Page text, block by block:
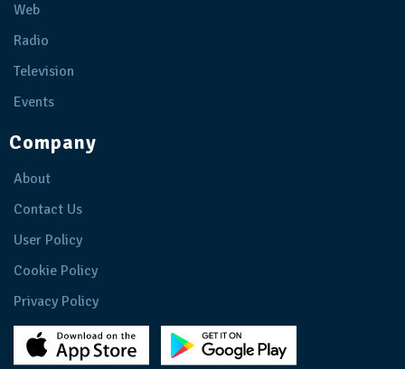
Web
Radio
Television
Events
Company
About
Contact Us
User Policy
Cookie Policy
Privacy Policy